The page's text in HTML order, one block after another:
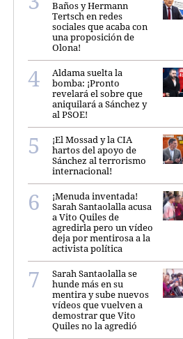
Baños y Hermann
Tertsch en redes
sociales que acaba con
una proposición de
Olona!
Aldama suelta la
bomba: ¡Pronto
revelará el sobre que
aniquilará a Sánchez y
al PSOE!
¡El Mossad y la CIA
hartos del apoyo de
Sánchez al terrorismo
internacional!
¡Menuda inventada!
Sarah Santaolalla acusa
a Vito Quiles de
agredirla pero un vídeo
deja por mentirosa a la
activista política
Sarah Santaolalla se
hunde más en su
mentira y sube nuevos
vídeos que vuelven a
demostrar que Vito
Quiles no la agredió